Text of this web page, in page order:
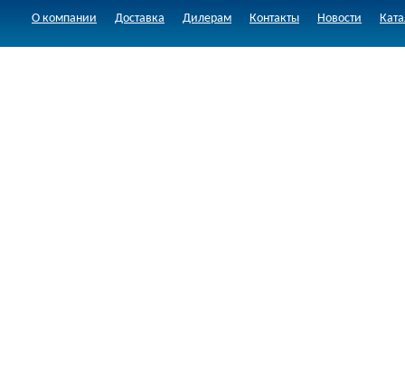
О компании Доставка Дилерам Контакты Новости